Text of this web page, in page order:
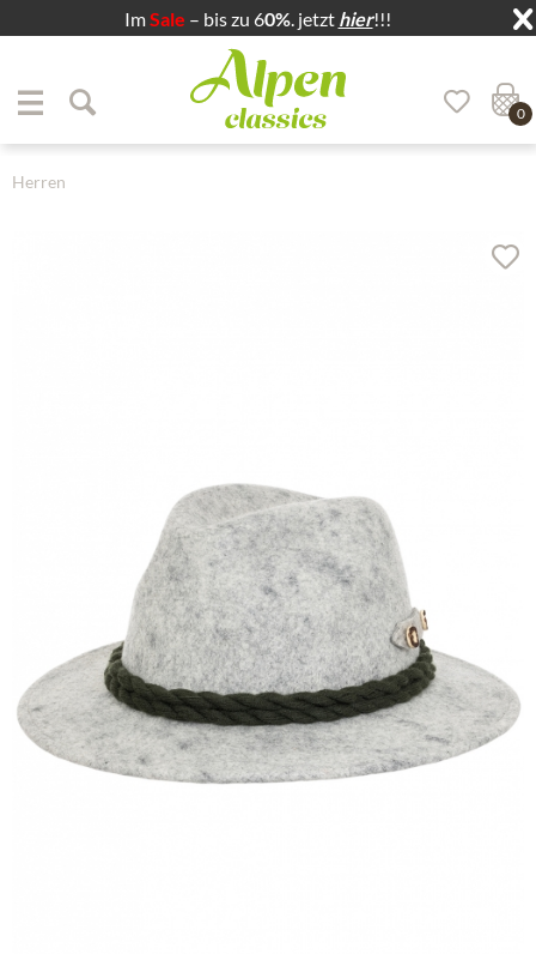
ImSale – bis zu 60%. jetzt hier!!!
Zum Hauptbereich springen
0
Herren